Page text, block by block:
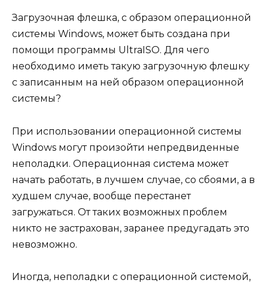
Загрузочная флешка, с образом операционной
системы Windows, может быть создана при
помощи программы UltraISO. Для чего
необходимо иметь такую загрузочную флешку
с записанным на ней образом операционной
системы?
При использовании операционной системы
Windows могут произойти непредвиденные
неполадки. Операционная система может
начать работать, в лучшем случае, со сбоями, а в
худшем случае, вообще перестанет
загружаться. От таких возможных проблем
никто не застрахован, заранее предугадать это
невозможно.
Иногда, неполадки с операционной системой,